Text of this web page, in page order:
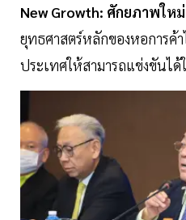
New Growth: ศักยภาพให
ยุทธศาสตร์หลักของหอการค้
ประเทศให้สามารถแข่งขันได้